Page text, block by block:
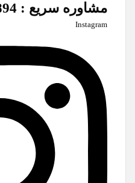
مشاوره سریع : 09125453894
Instagram